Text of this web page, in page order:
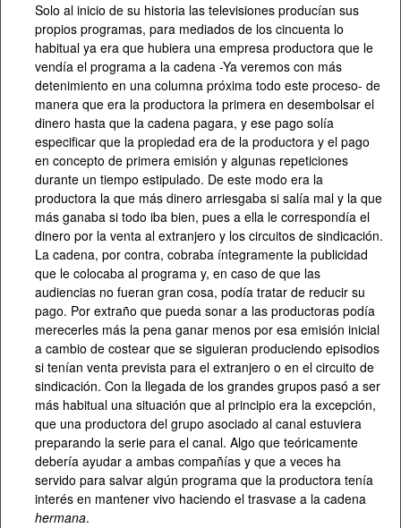
Solo al inicio de su historia las televisiones producían sus
propios programas, para mediados de los cincuenta lo
habitual ya era que hubiera una empresa productora que le
vendía el programa a la cadena -Ya veremos con más
detenimiento en una columna próxima todo este proceso- de
manera que era la productora la primera en desembolsar el
dinero hasta que la cadena pagara, y ese pago solía
especificar que la propiedad era de la productora y el pago
en concepto de primera emisión y algunas repeticiones
durante un tiempo estipulado. De este modo era la
productora la que más dinero arriesgaba si salía mal y la que
más ganaba si todo iba bien, pues a ella le correspondía el
dinero por la venta al extranjero y los circuitos de sindicación.
La cadena, por contra, cobraba íntegramente la publicidad
que le colocaba al programa y, en caso de que las
audiencias no fueran gran cosa, podía tratar de reducir su
pago. Por extraño que pueda sonar a las productoras podía
merecerles más la pena ganar menos por esa emisión inicial
a cambio de costear que se siguieran produciendo episodios
si tenían venta prevista para el extranjero o en el circuito de
sindicación. Con la llegada de los grandes grupos pasó a ser
más habitual una situación que al principio era la excepción,
que una productora del grupo asociado al canal estuviera
preparando la serie para el canal. Algo que teóricamente
debería ayudar a ambas compañías y que a veces ha
servido para salvar algún programa que la productora tenía
interés en mantener vivo haciendo el trasvase a la cadena
hermana.